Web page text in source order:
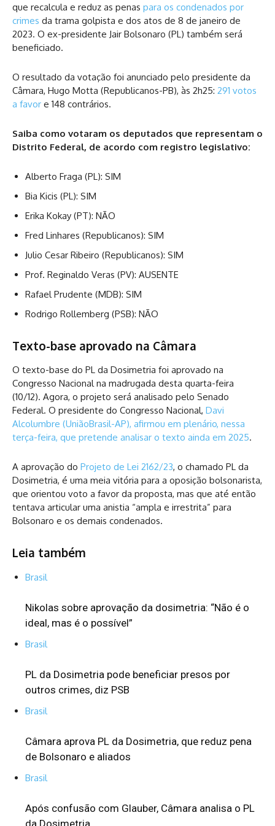
que recalcula e reduz as penas para os condenados por
crimes da trama golpista e dos atos de 8 de janeiro de
2023. O ex-presidente Jair Bolsonaro (PL) também será
beneficiado.
O resultado da votação foi anunciado pelo presidente da
Câmara, Hugo Motta (Republicanos-PB), às 2h25: 291 votos
a favor e 148 contrários.
Saiba como votaram os deputados que representam o
Distrito Federal, de acordo com registro legislativo:
Alberto Fraga (PL): SIM
Bia Kicis (PL): SIM
Erika Kokay (PT): NÃO
Fred Linhares (Republicanos): SIM
Julio Cesar Ribeiro (Republicanos): SIM
Prof. Reginaldo Veras (PV): AUSENTE
Rafael Prudente (MDB): SIM
Rodrigo Rollemberg (PSB): NÃO
Texto-base aprovado na Câmara
O texto-base do PL da Dosimetria foi aprovado na
Congresso Nacional na madrugada desta quarta-feira
(10/12). Agora, o projeto será analisado pelo Senado
Federal. O presidente do Congresso Nacional, Davi
Alcolumbre (UniãoBrasil-AP), afirmou em plenário, nessa
terça-feira, que pretende analisar o texto ainda em 2025.
A aprovação do Projeto de Lei 2162/23, o chamado PL da
Dosimetria, é uma meia vitória para a oposição bolsonarista,
que orientou voto a favor da proposta, mas que até então
tentava articular uma anistia “ampla e irrestrita” para
Bolsonaro e os demais condenados.
Leia também
Brasil
Nikolas sobre aprovação da dosimetria: “Não é o
ideal, mas é o possível”
Brasil
PL da Dosimetria pode beneficiar presos por
outros crimes, diz PSB
Brasil
Câmara aprova PL da Dosimetria, que reduz pena
de Bolsonaro e aliados
Brasil
Após confusão com Glauber, Câmara analisa o PL
da Dosimetria